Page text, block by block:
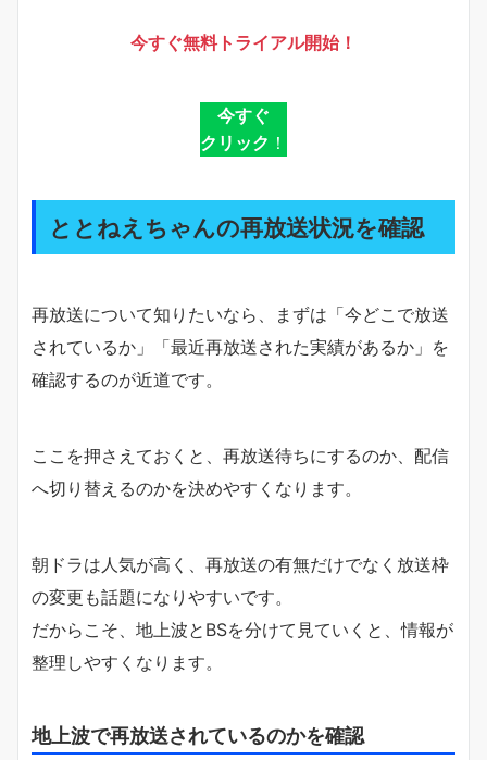
今すぐ無料トライアル開始！
今すぐ
クリック ！
ととねえちゃんの再放送状況を確認
再放送について知りたいなら、まずは「今どこで放送
されているか」「最近再放送された実績があるか」を
確認するのが近道です。
ここを押さえておくと、再放送待ちにするのか、配信
へ切り替えるのかを決めやすくなります。
朝ドラは人気が高く、再放送の有無だけでなく放送枠
の変更も話題になりやすいです。
だからこそ、地上波とBSを分けて見ていくと、情報が
整理しやすくなります。
地上波で再放送されているのかを確認